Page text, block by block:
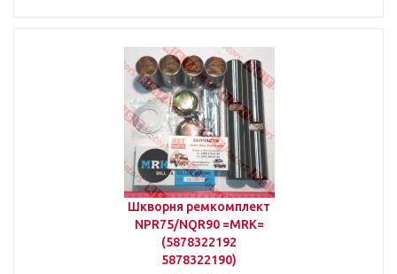
Шкворня ремкомплект
NPR75/NQR90 =MRK=
(5878322192
5878322190)